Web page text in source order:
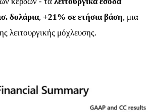
δολάρια, +21% σε ετήσια βάση, μια
λειτουργικής μόχλευσης.